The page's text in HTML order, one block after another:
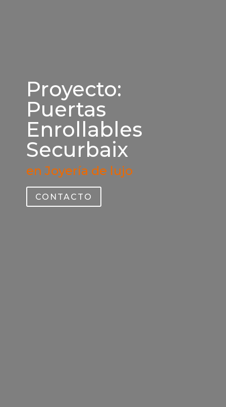
Proyecto:
Puertas
Enrollables
Securbaix
en Joyería de lujo
CONTACTO